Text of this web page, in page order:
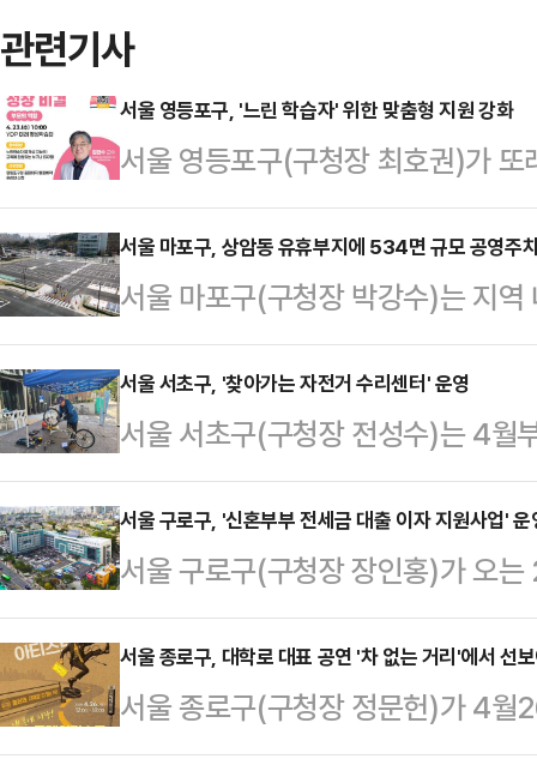
관련기사
서울 영등포구, '느린 학습자' 위한 맞춤형 지원 강화
서울 영등포구(구청장 최호권)가
건강한 성장을 돕기 위해 선별검사
다고 밝혔다.'경계선 지능인'이라고
평균보다 낮지만, 법적 장애로 분류
받기 어려운 사각지대에 놓여있다.
실정이다.이에 구는 '느린 학습자
·치료 프로그램·부모 교육 등 실질
갈 계…
서울 마포구, 상암동 유휴부지에 534면 규모 공영주
서울 마포구(구청장 박강수)는 지
포월드컵 공영주차장(상암동
동DMC역 일대는 상업시설과 대규
서울 월드컵경기장일대는 각종 경
주차가 성행하고 교통흐름을 방해
는 롯데쇼핑과 협약을 맺고 착공 예
로 한시적으로 운영하기로 했다.완
규모로 시간제 371면, …
서울 서초구, '찾아가는 자전거 수리센터' 운영
서울 서초구(구청장 전성수)는 4월
안하게 자전거를 수리할 수 있도록
18일 밝혔다.해당 서비스는 수리센
까이 다가가기 위한 취지로 시작됐
접근할 수 있는 동주민센터 혹은 인
수 있다.올해 '찾아가는 자전거 수
월14일 서초2동, 6월11일 잠원동,
민센…
서울 구로구, '신혼부부 전세금 대출 이자 지원사업' 운
서울 구로구(구청장 장인홍)가 오
이자 지원사업'을 추진한다고 18일
도 '신혼부부 전세금 대출 이자 지
의 소득 기준을 완화해 더 많은 신
대상은 구로구 소재 전용면적 85제
서울 종로구, 대학로 대표 공연 '차 없는 거리'에서 선
서울 종로구(구청장 정문헌)가 4월
학로! 차 없는 거리로' 행사를 개최